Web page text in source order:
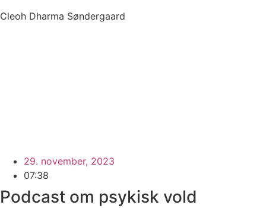
Cleoh Dharma Søndergaard
29. november, 2023
07:38
Podcast om psykisk vold